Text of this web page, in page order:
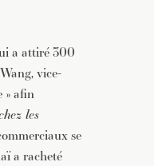
a attiré 300
vice-
» afin
les
se
a racheté